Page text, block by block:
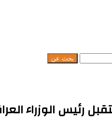
بحث عن
رئيس الوزراء